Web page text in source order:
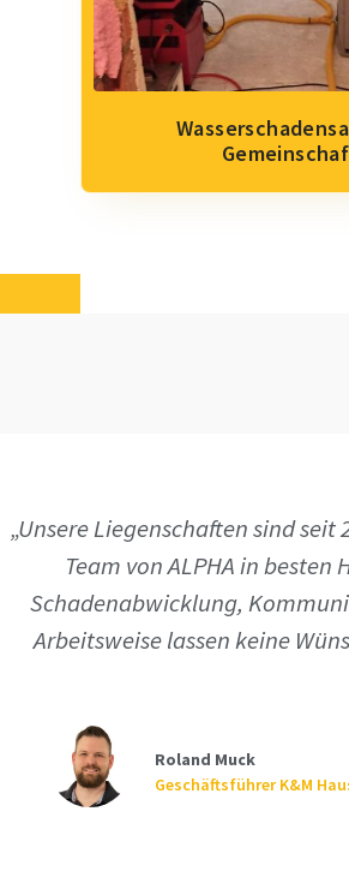
„Da für uns als Hausverwaltung
ungemein zeitraubend waren,
dass wir bereits seit 2016
Bautrocknung zusammen
Arbeiten werden aus einer Hand